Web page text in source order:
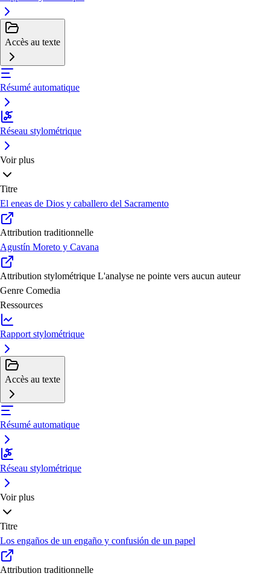
Accès au texte
Résumé automatique
Réseau stylométrique
Voir plus
Titre
El eneas de Dios y caballero del Sacramento
Attribution traditionnelle
Agustín Moreto y Cavana
Attribution stylométrique L'analyse ne pointe vers aucun auteur
Genre Comedia
Ressources
Rapport stylométrique
Accès au texte
Résumé automatique
Réseau stylométrique
Voir plus
Titre
Los engaños de un engaño y confusión de un papel
Attribution traditionnelle